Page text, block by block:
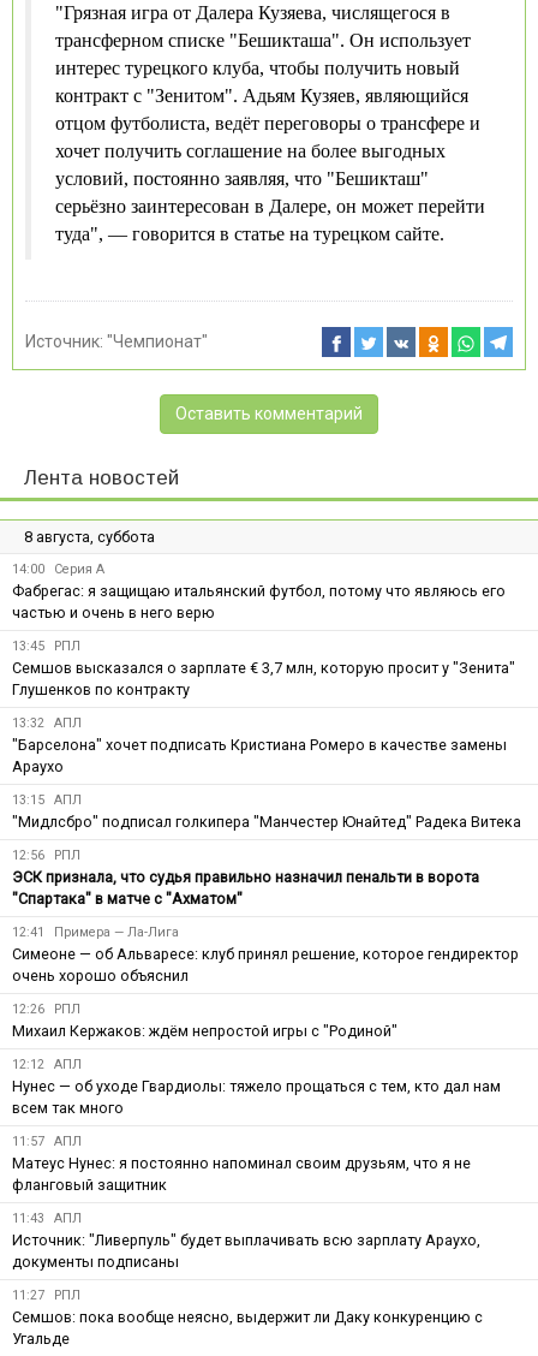
"Грязная игра от Далера Кузяева, числящегося в
трансферном списке "Бешикташа". Он использует
интерес турецкого клуба, чтобы получить новый
контракт с "Зенитом". Адьям Кузяев, являющийся
отцом футболиста, ведёт переговоры о трансфере и
хочет получить соглашение на более выгодных
условий, постоянно заявляя, что "Бешикташ"
серьёзно заинтересован в Далере, он может перейти
туда", — говорится в статье на турецком сайте.
Источник: "Чемпионат"
Оставить комментарий
Лента новостей
8 августа, суббота
14:00 Серия А
Фабрегас: я защищаю итальянский футбол, потому что являюсь его
частью и очень в него верю
13:45 РПЛ
Семшов высказался о зарплате € 3,7 млн, которую просит у "Зенита"
Глушенков по контракту
13:32 АПЛ
"Барселона" хочет подписать Кристиана Ромеро в качестве замены
Араухо
13:15 АПЛ
"Мидлсбро" подписал голкипера "Манчестер Юнайтед" Радека Витека
12:56 РПЛ
ЭСК признала, что судья правильно назначил пенальти в ворота
"Спартака" в матче с "Ахматом"
12:41 Примера — Ла-Лига
Симеоне — об Альваресе: клуб принял решение, которое гендиректор
очень хорошо объяснил
12:26 РПЛ
Михаил Кержаков: ждём непростой игры с "Родиной"
12:12 АПЛ
Нунес — об уходе Гвардиолы: тяжело прощаться с тем, кто дал нам
всем так много
11:57 АПЛ
Матеус Нунес: я постоянно напоминал своим друзьям, что я не
фланговый защитник
11:43 АПЛ
Источник: "Ливерпуль" будет выплачивать всю зарплату Араухо,
документы подписаны
11:27 РПЛ
Семшов: пока вообще неясно, выдержит ли Даку конкуренцию с
Угальде